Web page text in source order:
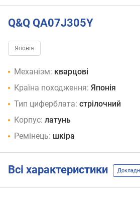
Q&Q QA07J305Y
Японія
Механізм: кварцові
Країна походження: Японія
Тип циферблата: стрілочний
Корпус: латунь
Ремінець: шкіра
Всі характеристики